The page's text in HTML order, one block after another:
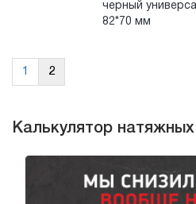
черный
82*70 мм
1 2
Калькулятор